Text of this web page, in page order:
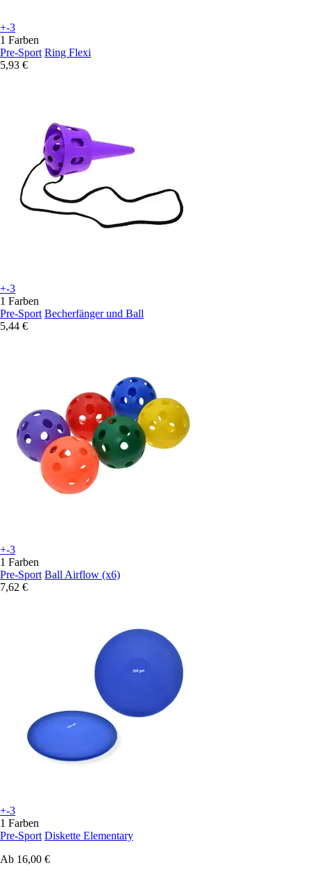
+-3
1 Farben
Pre-Sport Ring Flexi
5,93 €
+-3
1 Farben
Pre-Sport Becherfänger und Ball
5,44 €
+-3
1 Farben
Pre-Sport Ball Airflow (x6)
7,62 €
+-3
1 Farben
Pre-Sport Diskette Elementary
Ab 16,00 €